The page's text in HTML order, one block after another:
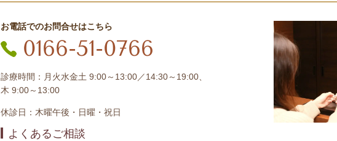
お電話でのお問合せはこちら
0166-51-0766
診療時間： 月火水金土9:00～13:00／14:30～19:00、
木 9:00～13:00
休診日： 木曜午後・日曜・祝日
よくあるご相談